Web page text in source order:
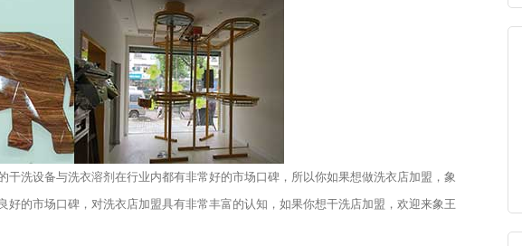
洗设备与洗衣溶剂在行业内都有非常好的市场口碑，所以你如果想做洗衣店加盟，象
的市场口碑，对洗衣店加盟具有非常丰富的认知，如果你想干洗店加盟，欢迎来象王